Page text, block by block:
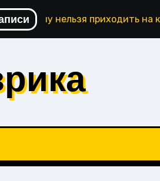
Почему нельзя приходить на